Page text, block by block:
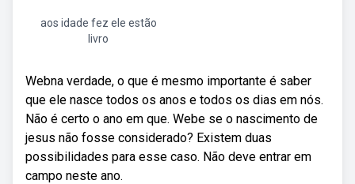
aos idade fez ele estão
livro
Webna verdade, o que é mesmo importante é saber
que ele nasce todos os anos e todos os dias em nós.
Não é certo o ano em que. Webe se o nascimento de
jesus não fosse considerado? Existem duas
possibilidades para esse caso. Não deve entrar em
campo neste ano.